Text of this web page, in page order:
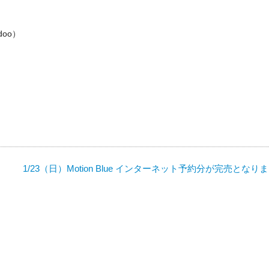
）
1/23（日）Motion Blue インターネット予約分が完売となり